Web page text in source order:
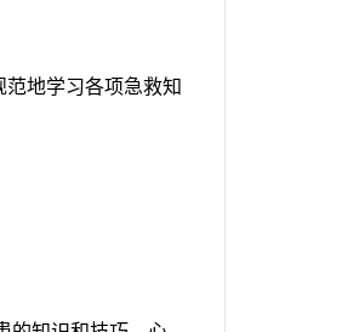
地学习各项急救知